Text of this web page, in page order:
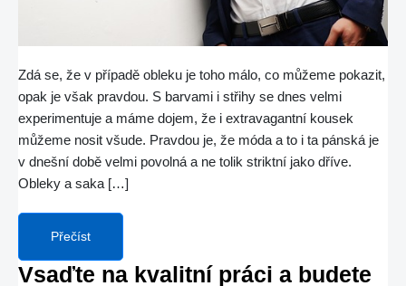
Zdá se, že v případě obleku je toho málo, co můžeme pokazit,
opak je však pravdou. S barvami i střihy se dnes velmi
experimentuje a máme dojem, že i extravagantní kousek
můžeme nosit všude. Pravdou je, že móda a to i ta pánská je
v dnešní době velmi povolná a ne tolik striktní jako dříve.
Obleky a saka […]
Přečíst
Vsaďte na kvalitní práci a budete